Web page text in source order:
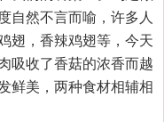
自然不言而喻，许多人
翅，香辣鸡翅等，今天
吸收了香菇的浓香而越
鲜美，两种食材相辅相